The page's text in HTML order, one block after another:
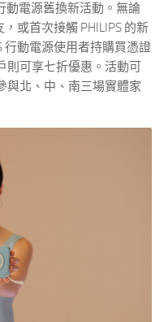
動電源舊換新活動。無論
或首次接觸 PHILIPS 的新
行動電源使用者持購買憑證
則可享七折優惠。活動可
與北、中、南三場實體家